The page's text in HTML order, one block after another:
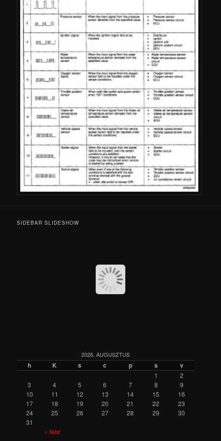
SIDEBAR SLIDESHOW
2026. AUGUSZTUS
h K s c p s v
1
2
3
4 5 6 7 8
9
10
11 12 13 14 15
16
17
18 19 20 21 22
23
24
25 26 27 28 29
30
31
« febr